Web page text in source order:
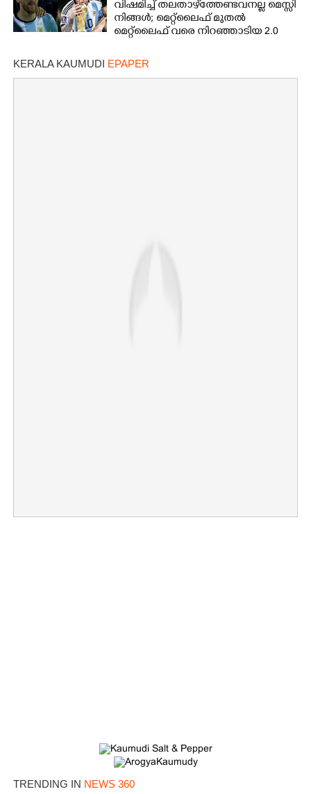
വിഷമിച്ച് തലതാഴ്‌ത്തേണ്ടവനല്ല മെസ്സി
നിങ്ങള്‍; മെറ്റ്‌ലൈഫ് മുതല്‍
മെറ്റ്‌ലൈഫ് വരെ നിറഞ്ഞാടിയ 2.0
KERALA KAUMUDI EPAPER
TRENDING IN NEWS 360